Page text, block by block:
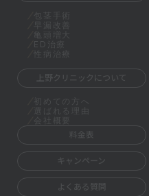
包茎手術
早漏改善
ED治療
性病治療
上野クリニックについて
初めての方へ
選ばれる理由
会社概要
料金表
キャンペーン
よくある質問